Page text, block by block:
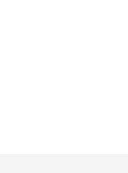
Tayt Koren Kız Çocuk